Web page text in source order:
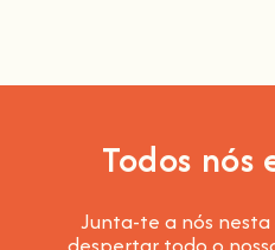
Todos nós
Junta-te a nós